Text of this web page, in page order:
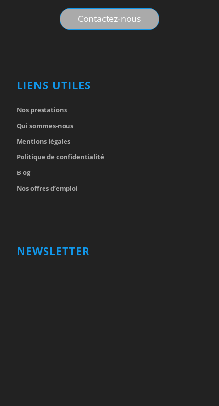
Contactez-nous
LIENS UTILES
Nos prestations
Qui sommes-nous
Mentions légales
Politique de confidentialité
Blog
Nos offres d’emploi
NEWSLETTER